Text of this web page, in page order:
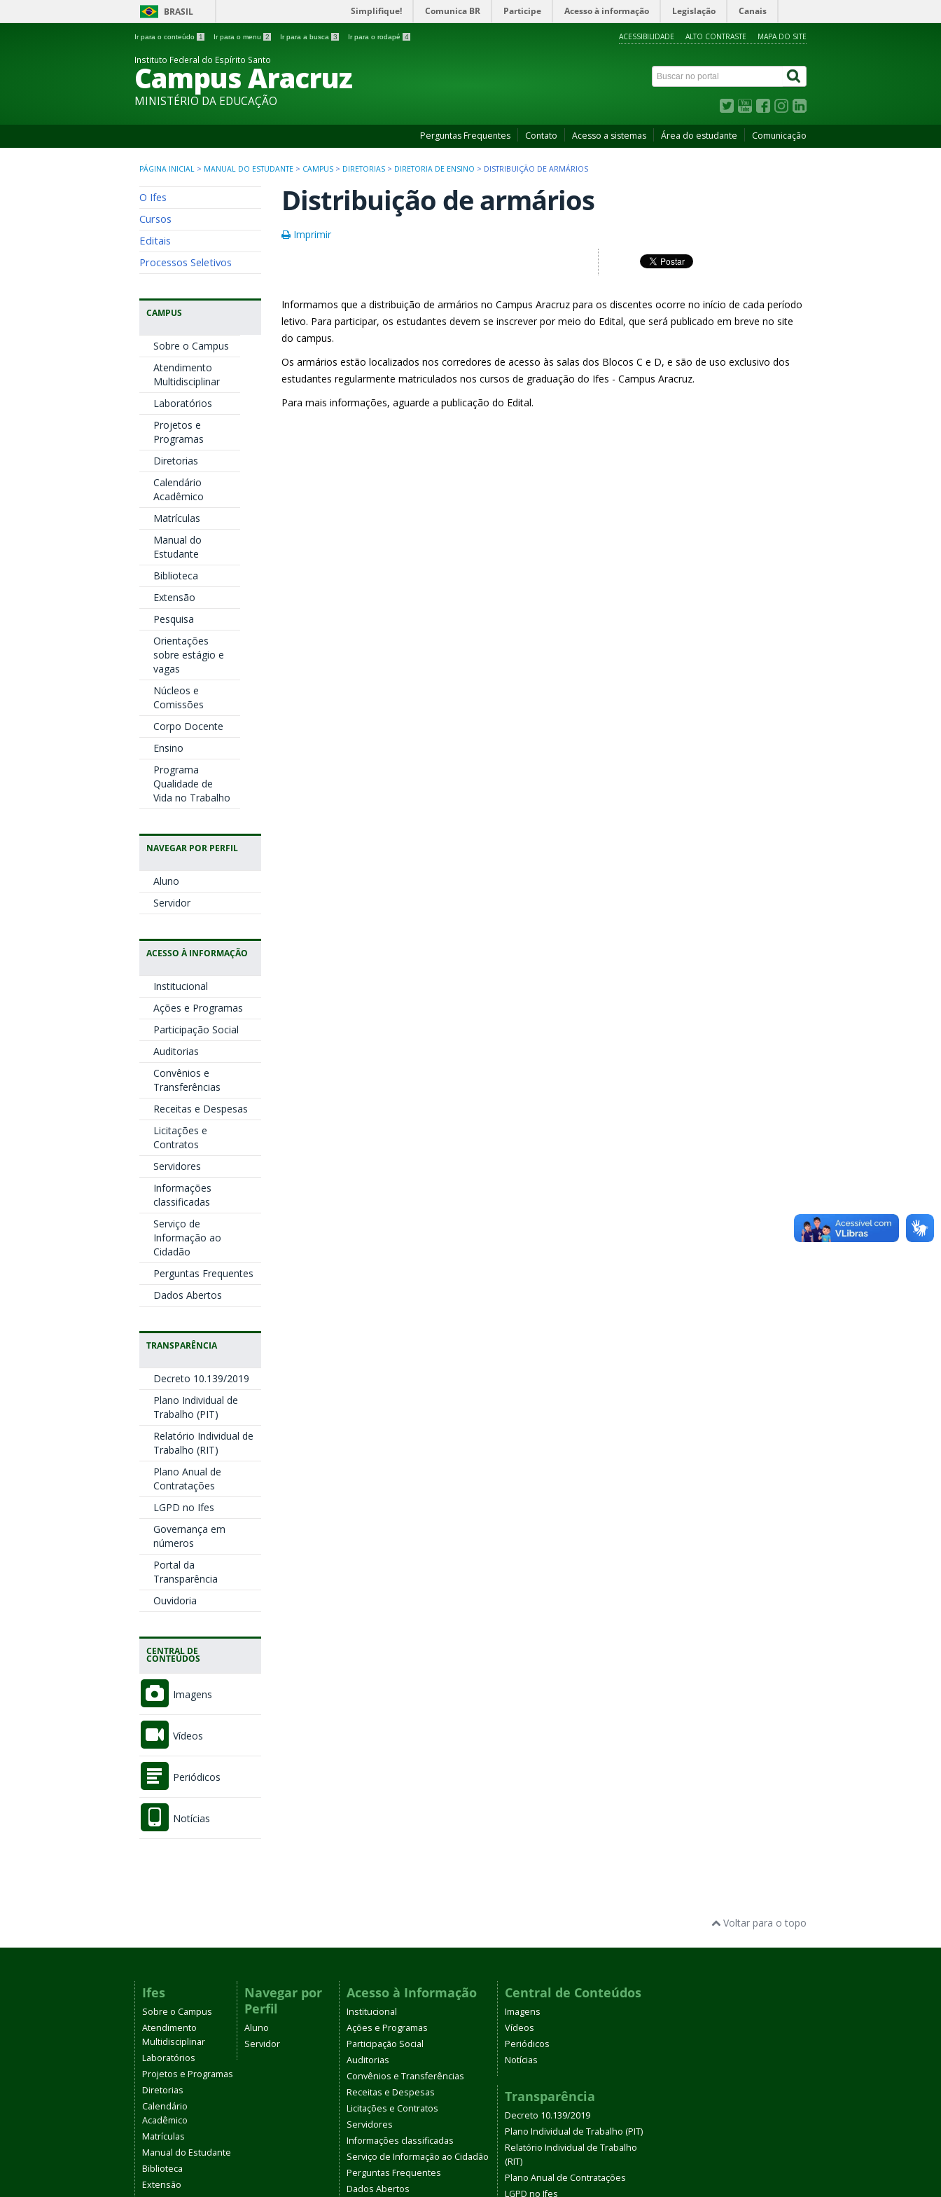
BRASIL Simplifique! Comunica BR Participe Acesso à informação Legislação Canais
Ir para o conteúdo 1 Ir para o menu 2 Ir para a busca 3 Ir para o rodapé 4 ACESSIBILIDADE ALTO CONTRASTE MAPA DO SITE
Instituto Federal do Espírito Santo
Campus Aracruz
MINISTÉRIO DA EDUCAÇÃO
Perguntas Frequentes Contato Acesso a sistemas Área do estudante Comunicação
PÁGINA INICIAL > MANUAL DO ESTUDANTE > CAMPUS > DIRETORIAS > DIRETORIA DE ENSINO > DISTRIBUIÇÃO DE ARMÁRIOS
O Ifes
Cursos
Editais
Processos Seletivos
CAMPUS
Sobre o Campus
Atendimento
Multidisciplinar
Laboratórios
Projetos e
Programas
Diretorias
Calendário
Acadêmico
Matrículas
Manual do
Estudante
Biblioteca
Extensão
Pesquisa
Orientações
sobre estágio e
vagas
Núcleos e
Comissões
Corpo Docente
Ensino
Programa
Qualidade de
Vida no Trabalho
NAVEGAR POR PERFIL
Aluno
Servidor
ACESSO À INFORMAÇÃO
Institucional
Ações e Programas
Participação Social
Auditorias
Convênios e
Transferências
Receitas e Despesas
Licitações e
Contratos
Servidores
Informações
classificadas
Serviço de
Informação ao
Cidadão
Perguntas Frequentes
Dados Abertos
TRANSPARÊNCIA
Decreto 10.139/2019
Plano Individual de
Trabalho (PIT)
Relatório Individual de
Trabalho (RIT)
Plano Anual de
Contratações
LGPD no Ifes
Governança em
números
Portal da
Transparência
Ouvidoria
CENTRAL DE
CONTEÚDOS
Imagens
Vídeos
Periódicos
Notícias
Distribuição de armários
Imprimir
Informamos que a distribuição de armários no Campus Aracruz para os discentes ocorre no início de cada período
letivo. Para participar, os estudantes devem se inscrever por meio do Edital, que será publicado em breve no site
do campus.
Os armários estão localizados nos corredores de acesso às salas dos Blocos C e D, e são de uso exclusivo dos
estudantes regularmente matriculados nos cursos de graduação do Ifes - Campus Aracruz.
Para mais informações, aguarde a publicação do Edital.
Voltar para o topo
Ifes
Sobre o Campus
Atendimento
Multidisciplinar
Laboratórios
Projetos e Programas
Diretorias
Calendário
Acadêmico
Matrículas
Manual do Estudante
Biblioteca
Extensão
Navegar por
Perfil
Aluno
Servidor
Acesso à Informação
Institucional
Ações e Programas
Participação Social
Auditorias
Convênios e Transferências
Receitas e Despesas
Licitações e Contratos
Servidores
Informações classificadas
Serviço de Informação ao Cidadão
Perguntas Frequentes
Dados Abertos
Central de Conteúdos
Imagens
Vídeos
Periódicos
Notícias
Transparência
Decreto 10.139/2019
Plano Individual de Trabalho (PIT)
Relatório Individual de Trabalho
(RIT)
Plano Anual de Contratações
LGPD no Ifes